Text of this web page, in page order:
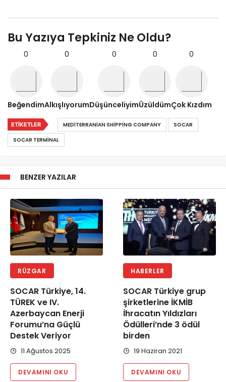
Bu Yazıya Tepkiniz Ne Oldu?
0
Beğendim
0
Alkışlıyorum
0
Düşünceliyim
0
Üzüldüm
0
Çok Kızdım
ETIKETLER MEDITERRANIAN SHIPPING COMPANY
SOCAR
SOCAR TERMINAL
BENZER YAZILAR
RÜZGAR
SOCAR Türkiye, 14.
TÜREK ve IV.
Azerbaycan Enerji
Forumu’na Güçlü
Destek Veriyor
11 Ağustos 2025
DEVAMINI OKU
HABERLER
SOCAR Türkiye grup
şirketlerine İKMİB
İhracatın Yıldızları
Ödülleri’nde 3 ödül
birden
19 Haziran 2021
DEVAMINI OKU